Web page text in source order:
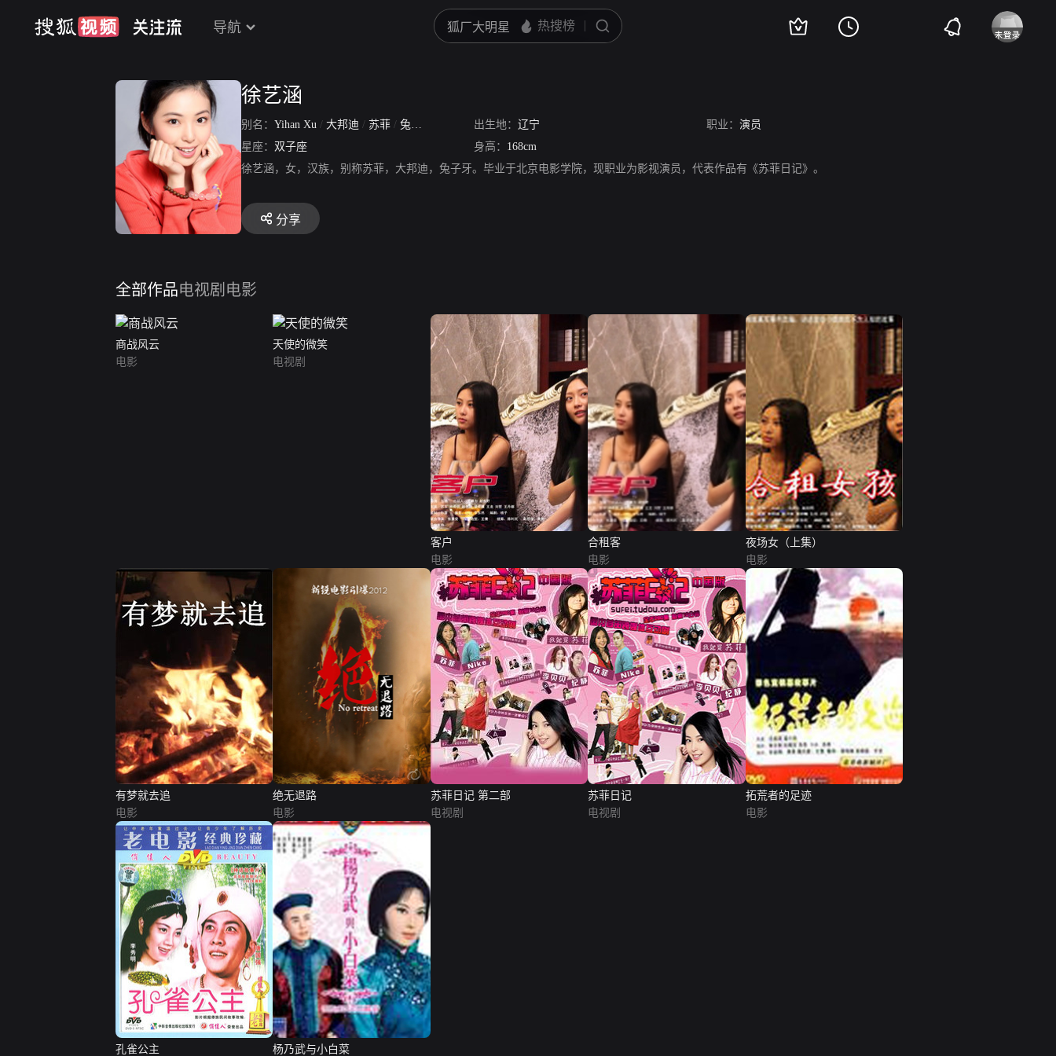
导航
徐艺涵
别名： Yihan Xu / 大邦迪 / 苏菲 / 兔子牙 出生地： 辽宁 职业： 演员
星座： 双子座 身高： 168cm
徐艺涵，女，汉族，别称苏菲，大邦迪，兔子牙。毕业于北京电影学院，现职业为影视演员，代表作品有《苏菲日记》。
分享
全部作品电视剧 电影
商战风云
电影
天使的微笑
电视剧
客户
电影
合租客
电影
夜场女（上集）
电影
有梦就去追
电影
绝无退路
电影
苏菲日记 第二部
电视剧
苏菲日记
电视剧
拓荒者的足迹
电影
孔雀公主 杨乃武与小白菜